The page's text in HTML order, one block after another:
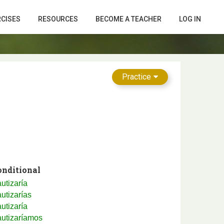
RESOURCES BECOME A TEACHER LOG IN
Practice